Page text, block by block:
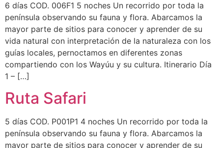
6 días COD. 006F1 5 noches Un recorrido por toda la
península observando su fauna y flora. Abarcamos la
mayor parte de sitios para conocer y aprender de su
vida natural con interpretación de la naturaleza con los
guías locales, pernoctamos en diferentes zonas
compartiendo con los Wayúu y su cultura. Itinerario Día
1 – […]
Ruta Safari
5 días COD. P001P1 4 noches Un recorrido por toda la
península observando su fauna y flora. Abarcamos la
mayor parte de sitios para conocer y aprender de su